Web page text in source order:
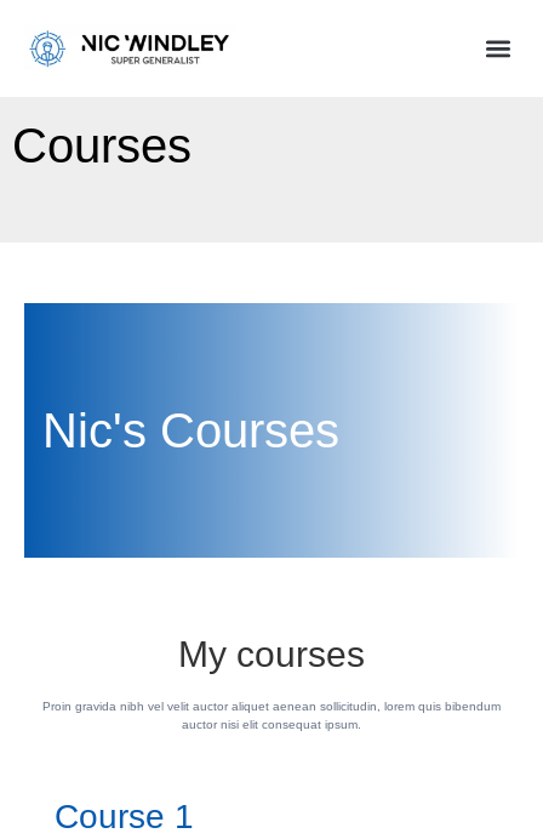
Courses
Nic's Courses
My courses
Proin gravida nibh vel velit auctor aliquet aenean sollicitudin, lorem quis bibendum
auctor nisi elit consequat ipsum.
Course 1